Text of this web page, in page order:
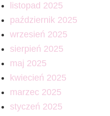
listopad 2025
październik 2025
wrzesień 2025
sierpień 2025
maj 2025
kwiecień 2025
marzec 2025
styczeń 2025